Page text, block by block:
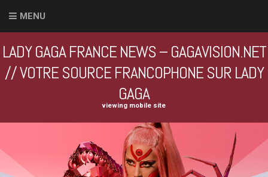
MENU
LADY GAGA FRANCE NEWS – GAGAVISION.NET
// VOTRE SOURCE FRANCOPHONE SUR LADY
GAGA
viewing mobile site